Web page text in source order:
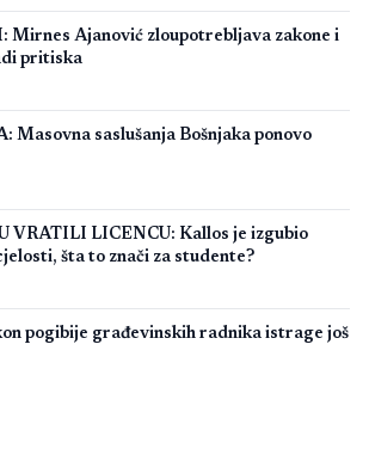
Mirnes Ajanović zloupotrebljava zakone i
pritiska
Masovna saslušanja Bošnjaka ponovo
VRATILI LICENCU: Kallos je izgubio
šta to znači za studente?
pogibije građevinskih radnika istrage još